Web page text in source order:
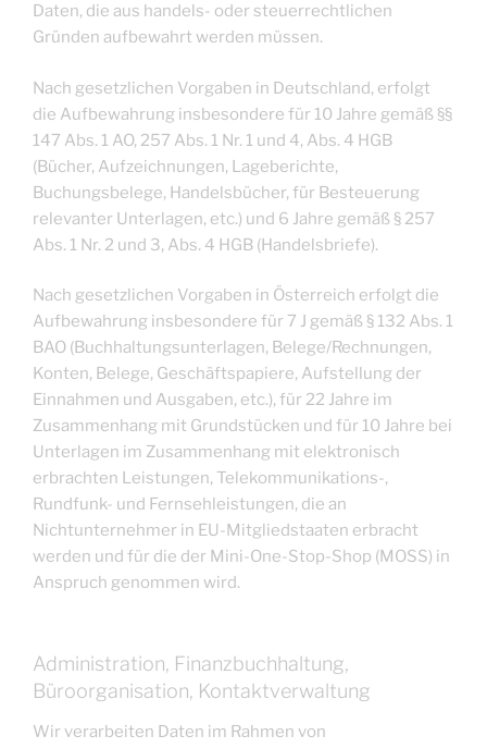
Daten, die aus handels- oder steuerrechtlichen
Gründen aufbewahrt werden müssen.
Nach gesetzlichen Vorgaben in Deutschland, erfolgt
die Aufbewahrung insbesondere für 10 Jahre gemäß §§
147 Abs. 1 AO, 257 Abs. 1 Nr. 1 und 4, Abs. 4 HGB
(Bücher, Aufzeichnungen, Lageberichte,
Buchungsbelege, Handelsbücher, für Besteuerung
relevanter Unterlagen, etc.) und 6 Jahre gemäß § 257
Abs. 1 Nr. 2 und 3, Abs. 4 HGB (Handelsbriefe).
Nach gesetzlichen Vorgaben in Österreich erfolgt die
Aufbewahrung insbesondere für 7 J gemäß § 132 Abs. 1
BAO (Buchhaltungsunterlagen, Belege/Rechnungen,
Konten, Belege, Geschäftspapiere, Aufstellung der
Einnahmen und Ausgaben, etc.), für 22 Jahre im
Zusammenhang mit Grundstücken und für 10 Jahre bei
Unterlagen im Zusammenhang mit elektronisch
erbrachten Leistungen, Telekommunikations-,
Rundfunk- und Fernsehleistungen, die an
Nichtunternehmer in EU-Mitgliedstaaten erbracht
werden und für die der Mini-One-Stop-Shop (MOSS) in
Anspruch genommen wird.
Administration, Finanzbuchhaltung,
Büroorganisation, Kontaktverwaltung
Wir verarbeiten Daten im Rahmen von